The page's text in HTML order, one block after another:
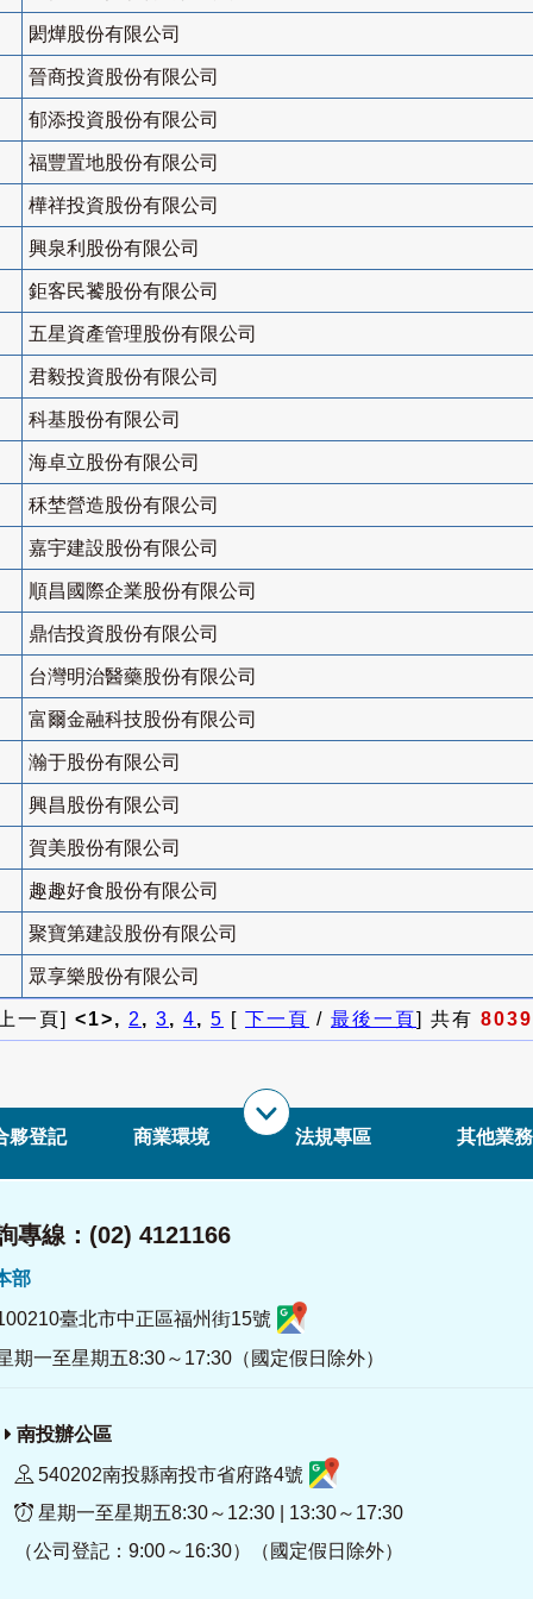
閎燁股份有限公司
晉商投資股份有限公司
郁添投資股份有限公司
福豐置地股份有限公司
樺祥投資股份有限公司
興泉利股份有限公司
鉅客民饕股份有限公司
五星資產管理股份有限公司
君毅投資股份有限公司
科基股份有限公司
海卓立股份有限公司
秝埜營造股份有限公司
嘉宇建設股份有限公司
順昌國際企業股份有限公司
鼎佶投資股份有限公司
台灣明治醫藥股份有限公司
富爾金融科技股份有限公司
瀚于股份有限公司
興昌股份有限公司
賀美股份有限公司
趣趣好食股份有限公司
聚寶第建設股份有限公司
眾享樂股份有限公司
一頁] <1>, 2, 3, 4, 5 [ 下一頁 / 最後一頁] 共有 8039
夥登記 商業環境 法規專區 其他業務
專線：(02) 4121166
部
臺北市中正區福州街15號
期一至星期五8:30～17:30（國定假日除外）
南投辦公區
540202南投縣南投市省府路4號
星期一至星期五8:30～12:30 | 13:30～17:30
（公司登記：9:00～16:30）（國定假日除外）